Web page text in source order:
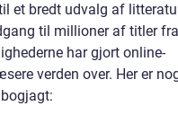
et bredt udvalg af
til millioner af titler
har gjort online-
verden over. Her er